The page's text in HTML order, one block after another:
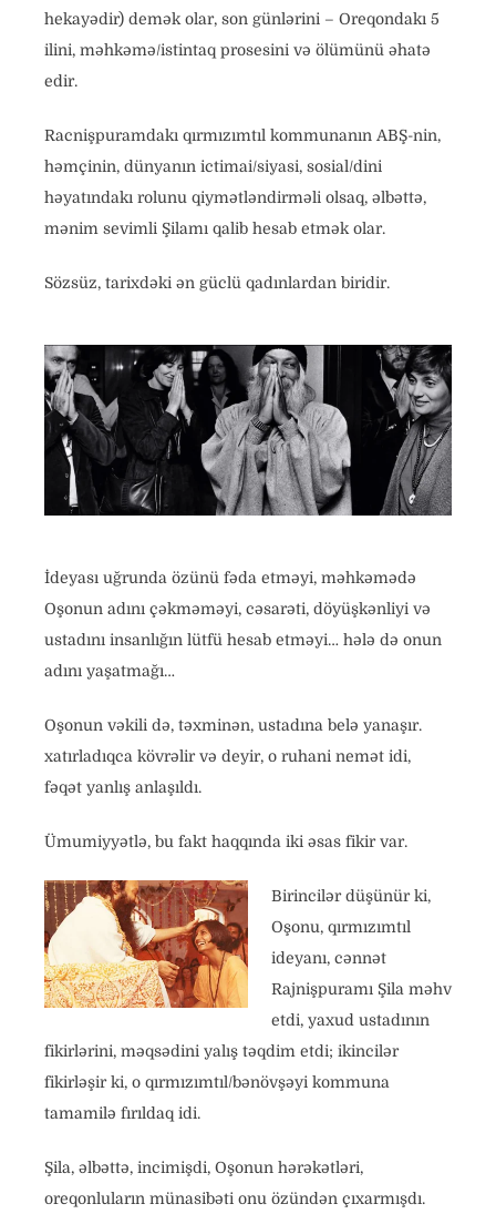
hekayədir) demək olar, son günlərini – Oreqondakı 5
ilini, məhkəmə/istintaq prosesini və ölümünü əhatə
edir.
Racnişpuramdakı qırmızımtıl kommunanın ABŞ-nin,
həmçinin, dünyanın ictimai/siyasi, sosial/dini
həyatındakı rolunu qiymətləndirməli olsaq, əlbəttə,
mənim sevimli Şilamı qalib hesab etmək olar.
Sözsüz, tarixdəki ən güclü qadınlardan biridir.
İdeyası uğrunda özünü fəda etməyi, məhkəmədə
Oşonun adını çəkməməyi, cəsarəti, döyüşkənliyi və
ustadını insanlığın lütfü hesab etməyi… hələ də onun
adını yaşatmağı…
Oşonun vəkili də, təxminən, ustadına belə yanaşır.
xatırladıqca kövrəlir və deyir, o ruhani nemət idi,
fəqət yanlış anlaşıldı.
Ümumiyyətlə, bu fakt haqqında iki əsas fikir var.
Birincilər düşünür ki,
Oşonu, qırmızımtıl
ideyanı, cənnət
Rajnişpuramı Şila məhv
etdi, yaxud ustadının
fikirlərini, məqsədini yalış təqdim etdi; ikincilər
fikirləşir ki, o qırmızımtıl/bənövşəyi kommuna
tamamilə fırıldaq idi.
Şila, əlbəttə, incimişdi, Oşonun hərəkətləri,
oreqonluların münasibəti onu özündən çıxarmışdı.